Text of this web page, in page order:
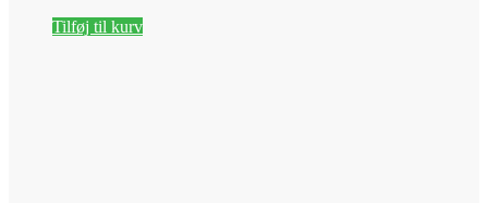
Tilføj til kurv